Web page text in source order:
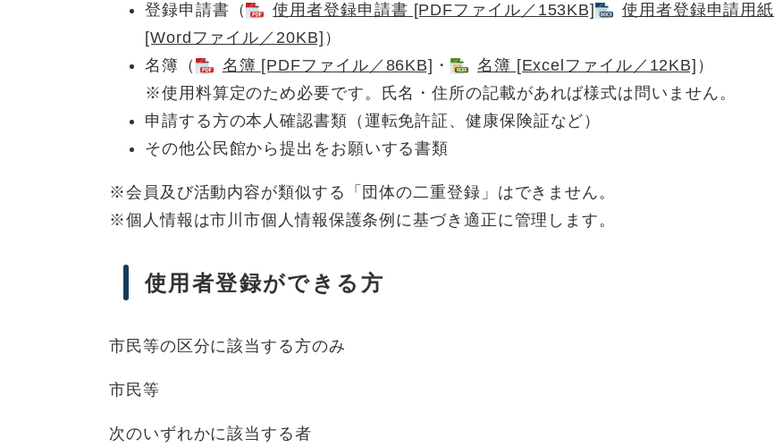
登録申請書（ 使用者登録申請書 [PDFファイル／153KB]
使用者登録申請用紙
[Wordファイル／20KB] ）​
名簿（
名簿 [PDFファイル／86KB] ・ 名簿 [Excelファイル／12KB] ​）​
※使用料算定のため必要です。氏名・住所の記載があれば様式は問いません。
申請する方の本人確認書類（運転免許証、健康保険証など）
その他公民館から提出をお願いする書類
※会員及び活動内容が類似する「団体の二重登録」はできません。
※個人情報は市川市個人情報保護条例に基づき適正に管理します。
使用者登録ができる方
市民等の区分に該当する方のみ
市民等
次のいずれかに該当する者